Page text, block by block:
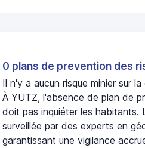
0 plans de prevention des
Il n'y a aucun risque minier sur
À YUTZ, l'absence de plan de
doit pas inquiéter les habitants.
surveillée par des experts en
garantissant une vigilance